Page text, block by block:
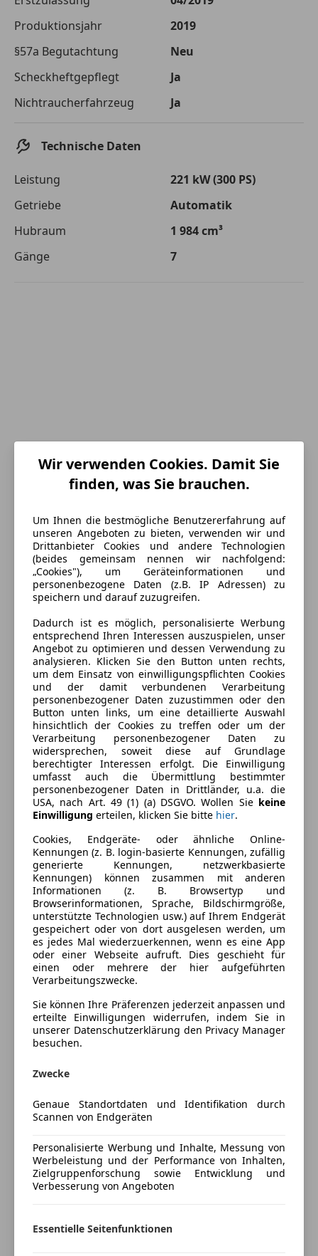
Produktionsjahr
2019
§57a Begutachtung
Neu
Scheckheftgepflegt
Ja
Nichtraucherfahrzeug
Ja
Technische Daten
Leistung
221 kW (300 PS)
Getriebe
Automatik
Hubraum
1 984 cm³
Gänge
7
Energieverbrauch
Umweltplakette
1 (Keine)
Kraftstoff
Benzin
Ausstattung
Komfort
Armlehne
Einparkhilfe
Einparkhilfe Sensoren hinten
Einparkhilfe Sensoren vorne
Elektrische Fensterheber
Elektrische Seitenspiegel
Klimaautomatik
Lederausstattung
Lederlenkrad
Multifunktionslenkrad
Navigationssystem
Sitzheizung
Unterhaltung/Media
Android Auto
Apple CarPlay
Bluetooth
Bordcomputer
Freisprecheinrichtung
Soundsystem
USB
ABS
Beifahrerairbag
ESP
Fahrerairbag
LED-Scheinwerfer
Mehr anzeigen
Farbe und Innenausstattung
Außenfarbe
Grau
Farbe laut Hersteller
Grau
Farbe der
Innenausstattung
Schwarz
Innenausstattung Vollleder
Fahrzeugbeschreibung
Dynaudio Excite Soundsystem
www.ta-autoshop.at
Navigation
19Zoll-Alufelgen
Spiegel-Paket
*Fernlicht-Assistent
*Ambiente-Beleuchtung
Heckspoiler
*Freisprecheinrichtung
Schaltwippen
*Bordcomputer
*Android auto
Mehr anzeigen
Wir verwenden Cookies. Damit Sie
finden, was Sie brauchen.
Um Ihnen die bestmögliche Benutzererfahrung auf
unseren Angeboten zu bieten, verwenden wir und
Drittanbieter Cookies und andere Technologien
(beides gemeinsam nennen wir nachfolgend:
„Cookies"), um Geräteinformationen und
personenbezogene Daten (z.B. IP Adressen) zu
speichern und darauf zuzugreifen.
Dadurch ist es möglich, personalisierte Werbung
entsprechend Ihren Interessen auszuspielen, unser
Angebot zu optimieren und dessen Verwendung zu
analysieren. Klicken Sie den Button unten rechts,
um dem Einsatz von einwilligungspflichten Cookies
und der damit verbundenen Verarbeitung
personenbezogener Daten zuzustimmen oder den
Button unten links, um eine detaillierte Auswahl
hinsichtlich der Cookies zu treffen oder um der
Verarbeitung personenbezogener Daten zu
widersprechen, soweit diese auf Grundlage
berechtigter Interessen erfolgt. Die Einwilligung
umfasst auch die Übermittlung bestimmter
personenbezogener Daten in Drittländer, u.a. die
USA, nach Art. 49 (1) (a) DSGVO. Wollen Sie keine
Einwilligung erteilen, klicken Sie bitte hier.
Cookies, Endgeräte- oder ähnliche Online-
Kennungen (z. B. login-basierte Kennungen, zufällig
generierte Kennungen, netzwerkbasierte
Kennungen) können zusammen mit anderen
Informationen (z. B. Browsertyp und
Browserinformationen, Sprache, Bildschirmgröße,
unterstützte Technologien usw.) auf Ihrem Endgerät
gespeichert oder von dort ausgelesen werden, um
es jedes Mal wiederzuerkennen, wenn es eine App
oder einer Webseite aufruft. Dies geschieht für
einen oder mehrere der hier aufgeführten
Verarbeitungszwecke.
Sie können Ihre Präferenzen jederzeit anpassen und
erteilte Einwilligungen widerrufen, indem Sie in
unserer Datenschutzerklärung den Privacy Manager
besuchen.
Zwecke
Genaue Standortdaten und Identifikation durch
Scannen von Endgeräten
Personalisierte Werbung und Inhalte, Messung von
Werbeleistung und der Performance von Inhalten,
Zielgruppenforschung sowie Entwicklung und
Verbesserung von Angeboten
Essentielle Seitenfunktionen